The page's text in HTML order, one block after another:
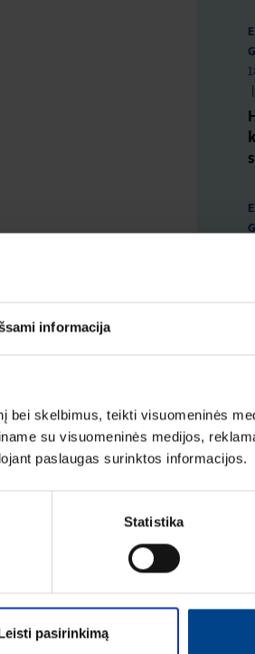
informacija
bei skelbimus, teikti visuomeninės
su visuomeninės medijos,
paslaugas surinktos informacijos.
Statistika
pasirinkimą
|
|
Vardas*